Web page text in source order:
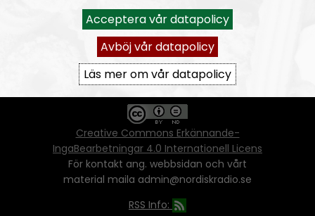
Du får kopiera och sprida vårt material
oförändrat, men uppge oss som källa.
Om ni vill sprida ett urklipp ni själva skapat
går även det bra, så länge det inte görs med
ett vinstdrivande syfte - då behöver ni
skriftlig tillåtelse från oss.
Creative Commons Erkännande-
IngaBearbetningar 4.0 Internationell Licens
För kontakt ang. webbsidan och vårt
material maila admin@nordiskradio.se
RSS Info:
Acceptera vår datapolicy
Avböj vår datapolicy
Läs mer om vår datapolicy